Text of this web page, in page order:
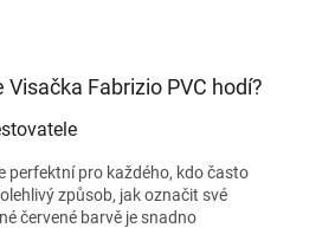
Visačka Fabrizio PVC hodí?
perfektní pro každého, kdo často
způsob, jak označit své
červené barvě je snadno